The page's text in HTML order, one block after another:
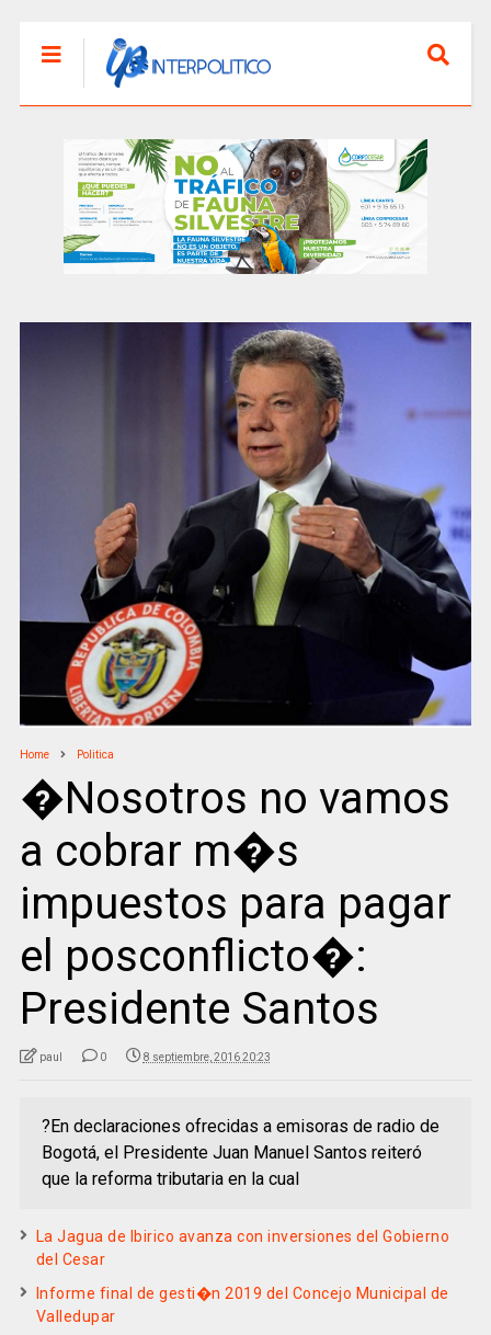
Home Politica
�Nosotros no vamos
a cobrar m�s
impuestos para pagar
el posconflicto�:
Presidente Santos
paul 0 8 septiembre, 2016 20:23
?En declaraciones ofrecidas a emisoras de radio de
Bogotá, el Presidente Juan Manuel Santos reiteró
que la reforma tributaria en la cual
La Jagua de Ibirico avanza con inversiones del Gobierno
del Cesar
Informe final de gesti�n 2019 del Concejo Municipal de
Valledupar